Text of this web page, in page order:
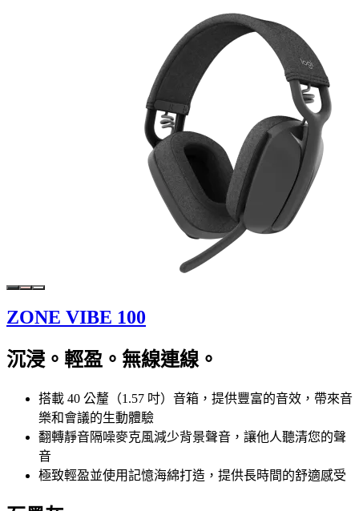
ZONE VIBE 100
沉浸。輕盈。無線連線。
搭載 40 公釐（1.57 吋）音箱，提供豐富的音效，帶來音
樂和會議的生動體驗
翻轉靜音隔噪麥克風減少背景聲音，讓他人聽清您的聲
音
極致輕盈並使用記憶海綿打造，提供長時間的舒適感受